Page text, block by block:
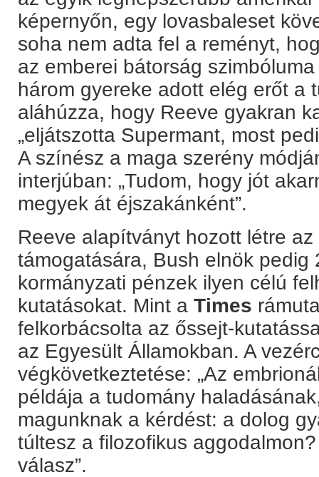
képernyőn, egy lovasbaleset
soha nem adta fel a reményt,
az emberei bátorság
három gyereke adott elég erőt a
aláhúzza, hogy Reeve gyakran
„eljátszotta Supermant, most
A színész a maga szerény
interjúban: „Tudom, hogy jót
megyek át éjszakánként”.
Reeve alapítványt hozott létre
támogatására, Bush elnök pedig
kormányzati pénzek ilyen célú
kutatásokat. Mint a Times
felkorbácsolta az őssejt-
az Egyesült Államokban. A
végkövetkeztetése: „Az
példája a tudomány
magunknak a kérdést: a dolog
túltesz a filozofikus
válasz”.